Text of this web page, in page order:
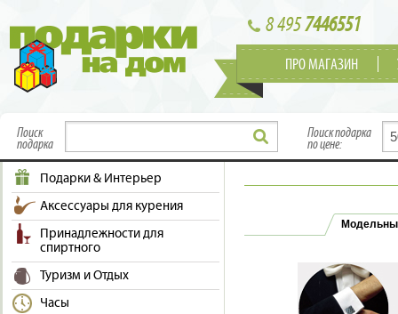
8 4957446551
ПРО МАГАЗИН
Поиск
подарка
Поиск подарка
по цене:
Подарки & Интерьер
Аксессуары для курения
Принадлежности для
спиртного
Туризм и Отдых
Часы